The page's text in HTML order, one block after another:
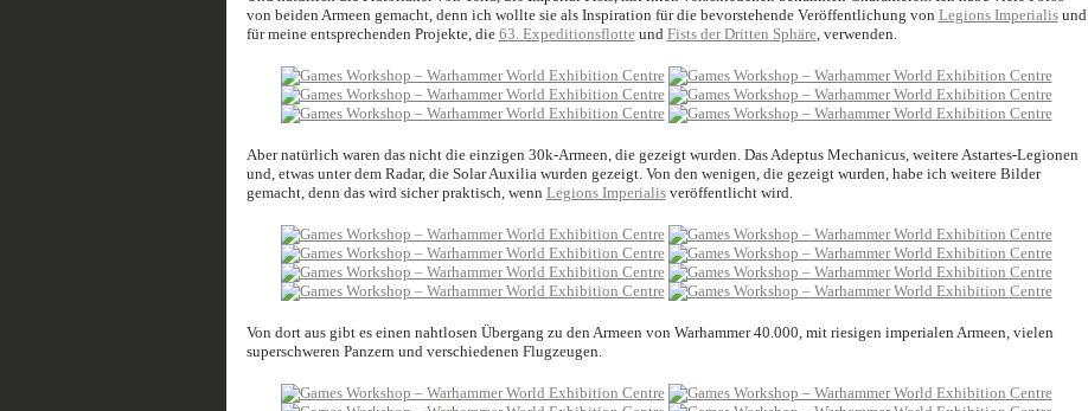
von beiden Armeen gemacht, denn ich wollte sie als Inspiration für die bevorstehende Veröffentlichung von Legions Imperialisund
für meine entsprechenden Projekte, die 63. Expeditionsflotteund Fists der Dritten Sphäre, verwenden.
Aber natürlich waren das nicht die einzigen 30k-Armeen, die gezeigt wurden. Das Adeptus Mechanicus, weitere Astartes-Legionen
und, etwas unter dem Radar, die Solar Auxilia wurden gezeigt. Von den wenigen, die gezeigt wurden, habe ich weitere Bilder
gemacht, denn das wird sicher praktisch, wenn Legions Imperialisveröffentlicht wird.
Von dort aus gibt es einen nahtlosen Übergang zu den Armeen von Warhammer 40.000, mit riesigen imperialen Armeen, vielen
superschweren Panzern und verschiedenen Flugzeugen.